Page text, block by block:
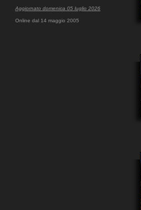
Aggiornato domenica 05 luglio 2026
Online dal 14 maggio 2005